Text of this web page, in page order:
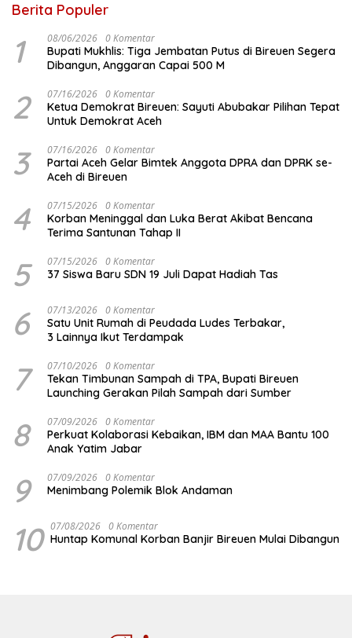
Berita Populer
1 08/06/2026 0 Komentar
Bupati Mukhlis: Tiga Jembatan Putus di Bireuen Segera
Dibangun, Anggaran Capai 500 M
2 07/16/2026 0 Komentar
Ketua Demokrat Bireuen: Sayuti Abubakar Pilihan Tepat
Untuk Demokrat Aceh
3 07/16/2026 0 Komentar
Partai Aceh Gelar Bimtek Anggota DPRA dan DPRK se-
Aceh di Bireuen
4 07/15/2026 0 Komentar
Korban Meninggal dan Luka Berat Akibat Bencana
Terima Santunan Tahap II
5 07/15/2026 0 Komentar
37 Siswa Baru SDN 19 Juli Dapat Hadiah Tas
6 07/13/2026 0 Komentar
Satu Unit Rumah di Peudada Ludes Terbakar,
3 Lainnya Ikut Terdampak
7 07/10/2026 0 Komentar
Tekan Timbunan Sampah di TPA, Bupati Bireuen
Launching Gerakan Pilah Sampah dari Sumber
8 07/09/2026 0 Komentar
Perkuat Kolaborasi Kebaikan, IBM dan MAA Bantu 100
Anak Yatim Jabar
9 07/09/2026 0 Komentar
Menimbang Polemik Blok Andaman
10 07/08/2026 0 Komentar
Huntap Komunal Korban Banjir Bireuen Mulai Dibangun